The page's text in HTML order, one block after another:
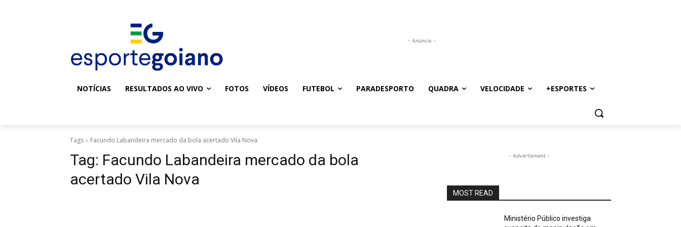
- Anúncio -
NOTÍCIAS RESULTADOS AO VIVO FOTOS VÍDEOS FUTEBOL PARADESPORTO QUADRA VELOCIDADE +ESPORTES
Tags Facundo Labandeira mercado da bola acertado Vila Nova
Tag: Facundo Labandeira mercado da bola
acertado Vila Nova
- Advertisment -
MOST READ
Ministério Público investiga